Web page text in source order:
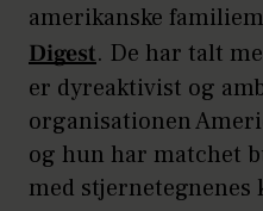
amerikanske
Digest. De har talt
er dyreaktivist og
organisationen
og hun har matchet
med